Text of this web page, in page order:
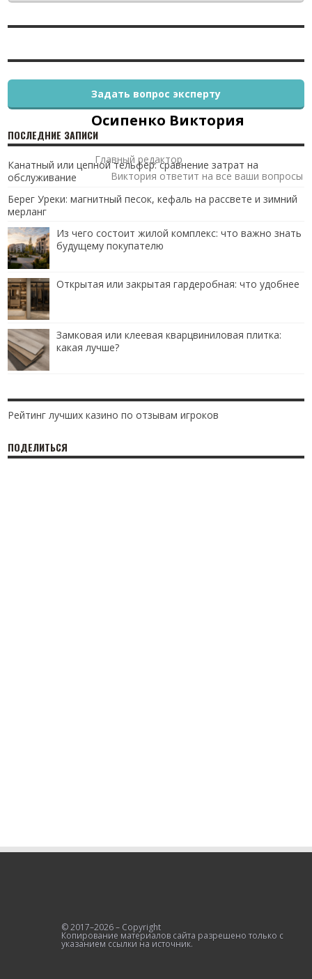
Осипенко Виктория
Главный редактор
Виктория ответит на все ваши вопросы
Задать вопрос эксперту
ПОСЛЕДНИЕ ЗАПИСИ
Канатный или цепной тельфер: сравнение затрат на
обслуживание
Берег Уреки: магнитный песок, кефаль на рассвете и зимний
мерланг
Из чего состоит жилой комплекс: что важно знать
будущему покупателю
Открытая или закрытая гардеробная: что удобнее
Замковая или клеевая кварцвиниловая плитка:
какая лучше?
Рейтинг лучших казино по отзывам игроков
ПОДЕЛИТЬСЯ
© 2017–2026 – Copyright
Копирование материалов сайта разрешено только с
указанием ссылки на источник.